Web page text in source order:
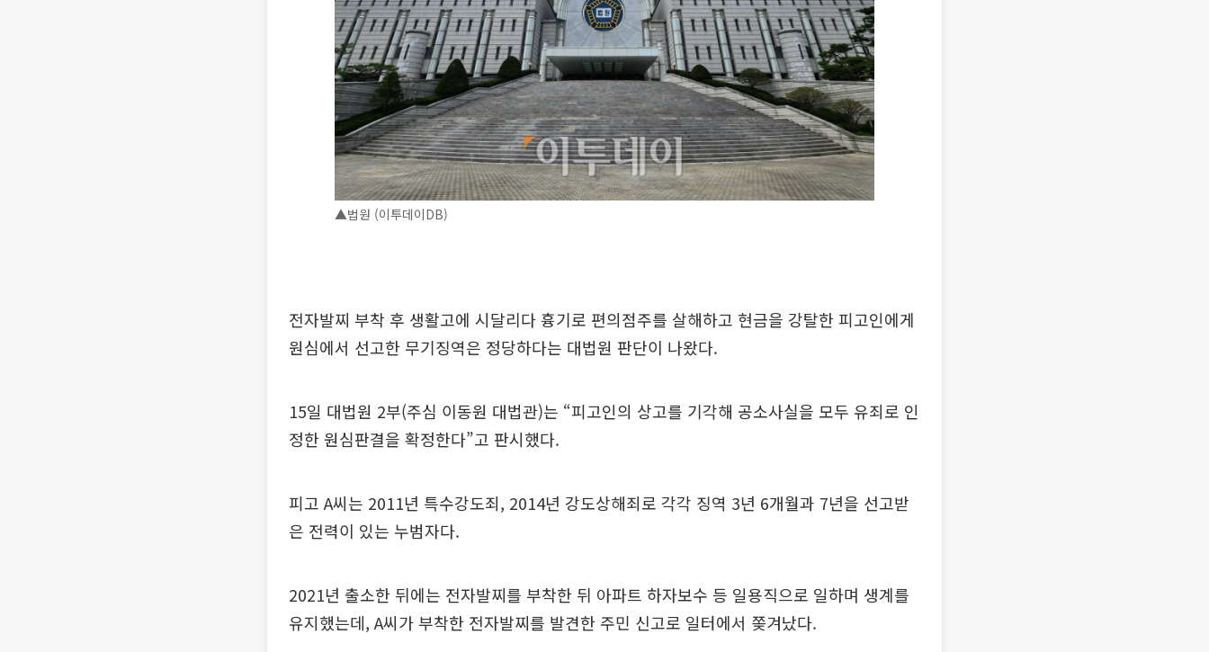
▲법원 (이투데이DB)
전자발찌 부착 후 생활고에 시달리다 흉기로 편의점주를 살해하고 현금을 강탈한 피고인에게
원심에서 선고한 무기징역은 정당하다는 대법원 판단이 나왔다.
15일 대법원 2부(주심 이동원 대법관)는 “피고인의 상고를 기각해 공소사실을 모두 유죄로 인
정한 원심판결을 확정한다”고 판시했다.
피고 A씨는 2011년 특수강도죄, 2014년 강도상해죄로 각각 징역 3년 6개월과 7년을 선고받
은 전력이 있는 누범자다.
2021년 출소한 뒤에는 전자발찌를 부착한 뒤 아파트 하자보수 등 일용직으로 일하며 생계를
유지했는데, A씨가 부착한 전자발찌를 발견한 주민 신고로 일터에서 쫒겨났다.